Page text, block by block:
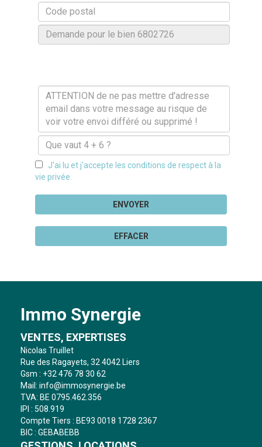
J'ai lu et j'accepte les conditions de respect à la
vie privée.
ENVOYER
EFFACER
Immo Synergie
VENTES, EXPERTISES
Nicolas Truillet
Rue des Ragayets, 32 4042 Liers
Gsm : +32 476 78 30 62
Mail: info@immosynergie.be
TVA: BE 0795.462.356
IPI : 508.919
Compte Tiers : BE93 0018 1728 2367
BIC : GEBABEBB